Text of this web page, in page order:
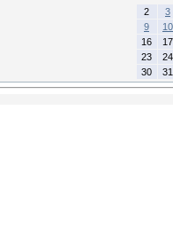
2
3
9
10
16
17
23
24
30
31